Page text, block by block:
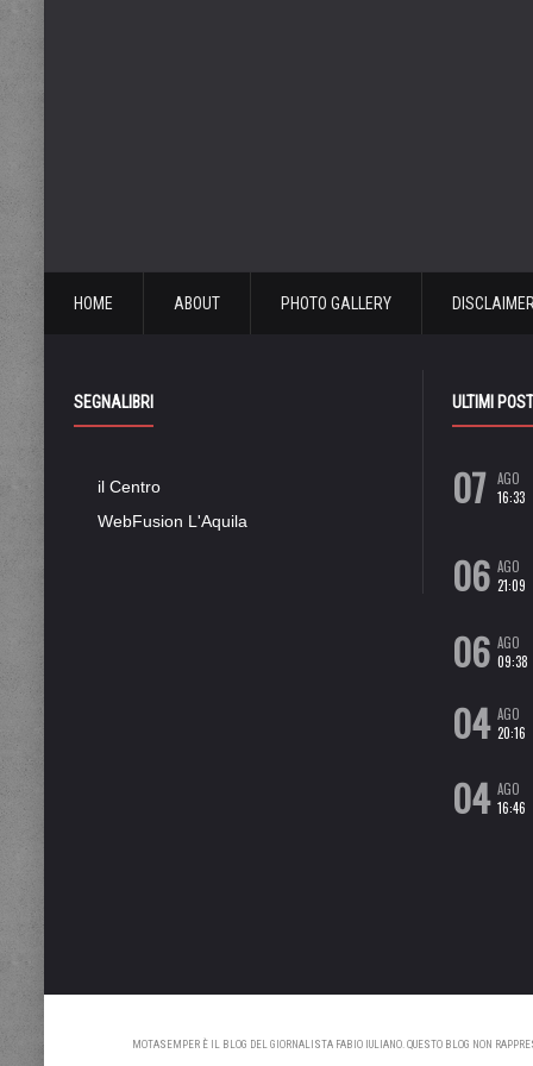
HOME ABOUT PHOTO GALLERY
SEGNALIBRI
il Centro
WebFusion L'Aquila
ULTIMI POST
07
AGO
16:33
06 AGO
21:09
06 AGO
09:38
04 AGO
20:16
04 AGO
16:46
MOTASEMPER È IL BLOG DEL GIORNALISTA FABIO IULIANO. QUESTO BLOG NON